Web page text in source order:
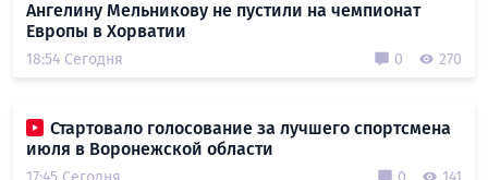
Ангелину Мельникову не пустили на чемпионат
Европы в Хорватии
18:54 Сегодня 0 270
Стартовало голосование за лучшего спортсмена
июля в Воронежской области